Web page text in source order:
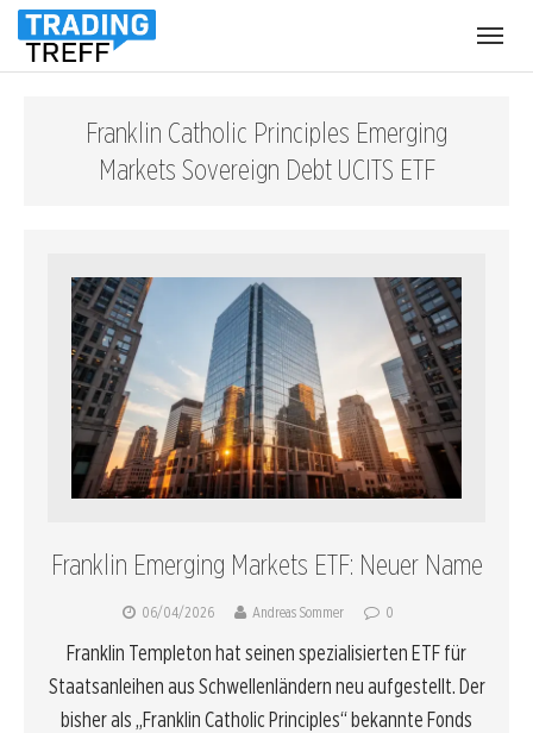
Franklin Catholic Principles Emerging
Markets Sovereign Debt UCITS ETF
Franklin Emerging Markets ETF: Neuer Name
06/04/2026 Andreas Sommer 0
Franklin Templeton hat seinen spezialisierten ETF für
Staatsanleihen aus Schwellenländern neu aufgestellt. Der
bisher als „Franklin Catholic Principles“ bekannte Fonds